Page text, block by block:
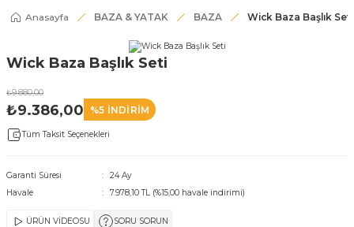
Anasayfa BAZA & YATAK BAZA Wick Baza Başlık Seti
Wick Baza Başlık Seti
₺9.880,00
₺9.386,00 %5 İNDİRİM
Tüm Taksit Seçenekleri
Garanti Süresi
24 Ay
Havale
7.978,10 TL (%15,00 havale indirimi)
ÜRÜN VİDEOSU SORU SORUN